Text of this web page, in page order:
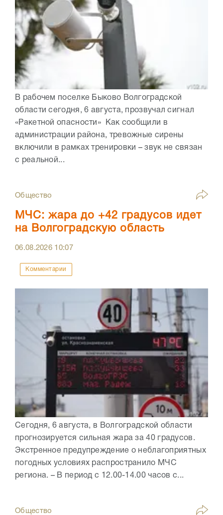
В рабочем поселке Быково Волгоградской
области сегодня, 6 августа, прозвучал сигнал
«Ракетной опасности» Как сообщили в
администрации района, тревожные сирены
включили в рамках тренировки – звук не связан
с реальной...
Общество
МЧС: жара до +42 градусов идет
на Волгоградскую область
06.08.2026 10:07
Комментарии
Сегодня, 6 августа, в Волгоградской области
прогнозируется сильная жара за 40 градусов.
Экстренное предупреждение о неблагоприятных
погодных условиях распространило МЧС
региона. – В период с 12.00-14.00 часов с...
Общество